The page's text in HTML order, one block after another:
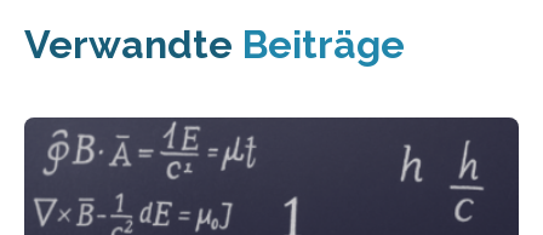
Verwandte Beiträge